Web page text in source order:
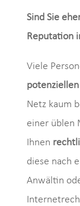
Sind Sie
Reputation
Viele
Netz kaum
einer üblen
Ihnen
diese nach
Anwältin